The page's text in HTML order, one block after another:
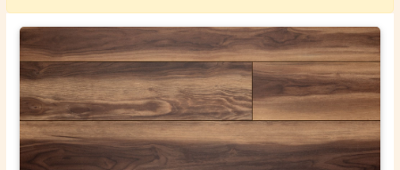
ОТПРАВИТЬ
Ваши данные не будут переданы третьим лицам
Ваши данные не будут переданы третьим лицам